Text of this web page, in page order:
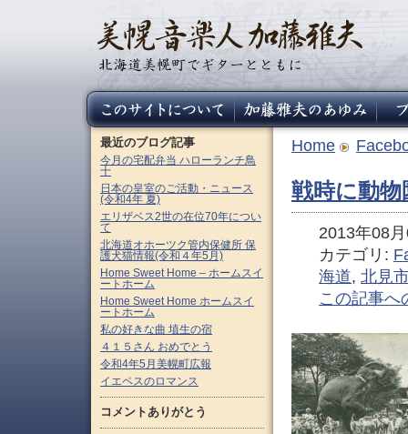
Home
戦時に動
2013年08
カテゴリ:
海道, 北見
この記事へ
最近のブログ記事
今月の宅配弁当 ハローランチ鳥
十
日本の皇室のご活動・ニュース
(令和4年 夏)
エリザベス2世の在位70年につい
て
北海道オホーツク管内保健所 保
護犬猫情報(令和４年5月)
Home Sweet Home – ホームスイ
ートホーム
Home Sweet Home ホームスイ
ートホーム
私の好きな曲 埴生の宿
４１５さん おめでとう
令和4年5月美幌町広報
イエペスのロマンス
コメントありがとう